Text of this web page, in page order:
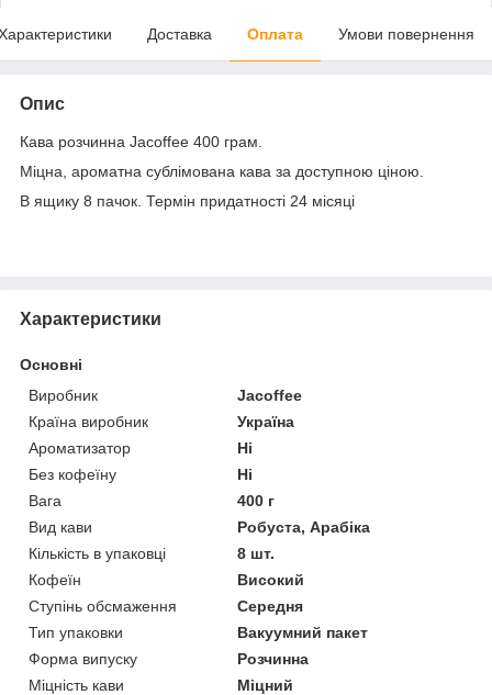
Доставка Оплата Умови повернення
Опис
Кава розчинна Jacoffee 400 грам.
Міцна, ароматна сублімована кава за доступною ціною.
В ящику 8 пачок. Термін придатності 24 місяці
Характеристики
Основні
Виробник
Jacoffee
Країна виробник
Україна
Ароматизатор
Ні
Без кофеїну
Ні
Вага
400 г
Вид кави
Робуста, Арабіка
Кількість в упаковці
8 шт.
Кофеїн
Високий
Ступінь обсмаження
Середня
Тип упаковки
Вакуумний пакет
Форма випуску
Розчинна
Міцність кави
Міцний